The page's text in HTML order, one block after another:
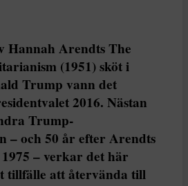
Hannah Arendts The
(1951) sköt i
Trump vann det
2016. Nästan
Trump-
– och 50 år efter Arendts
– verkar det här
tillfälle att återvända till